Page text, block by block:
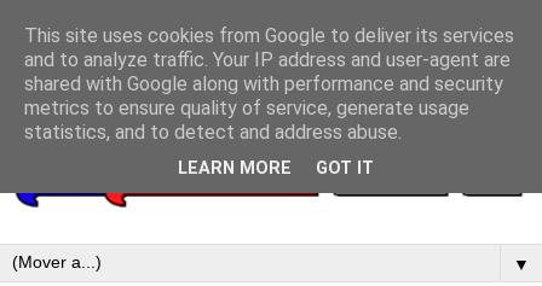
▼
This site uses cookies from Google to deliver its services
and to analyze traffic. Your IP address and user-agent are
shared with Google along with performance and security
metrics to ensure quality of service, generate usage
statistics, and to detect and address abuse.
LEARN MORE GOT IT